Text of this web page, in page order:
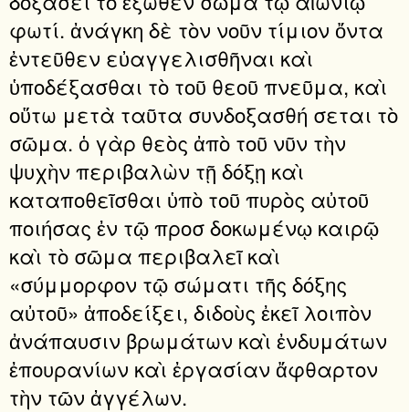
φωτί. ἀνάγκη δὲ τὸν νοῦν τίμιον ὄντα
ἐντεῦθεν εὐαγγελισθῆναι καὶ
ὑποδέξασθαι τὸ τοῦ θεοῦ πνεῦμα, καὶ
οὕτω μετὰ ταῦτα συνδοξασθή σεται τὸ
σῶμα. ὁ γὰρ θεὸς ἀπὸ τοῦ νῦν τὴν
ψυχὴν περιβαλὼν τῇ δόξῃ καὶ
καταποθεῖσθαι ὑπὸ τοῦ πυρὸς αὐτοῦ
ποιήσας ἐν τῷ προσ δοκωμένῳ καιρῷ
καὶ τὸ σῶμα περιβαλεῖ καὶ
«σύμμορφον τῷ σώματι τῆς δόξης
αὐτοῦ» ἀποδείξει, διδοὺς ἐκεῖ λοιπὸν
ἀνάπαυσιν βρωμάτων καὶ ἐνδυμάτων
ἐπουρανίων καὶ ἐργασίαν ἄφθαρτον
τὴν τῶν ἀγγέλων.